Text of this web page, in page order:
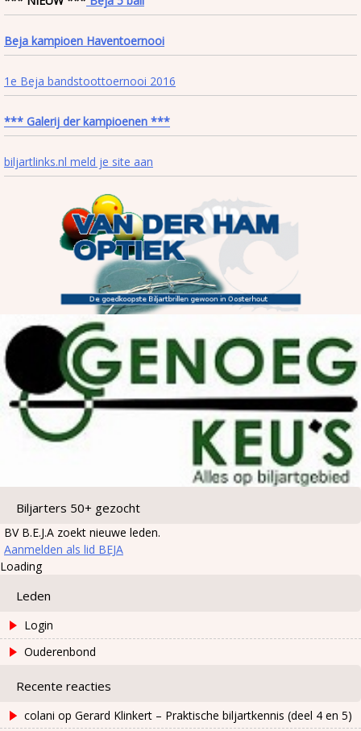
Beja kampioen Haventoernooi
1e Beja bandstoottoernooi 2016
*** Galerij der kampioenen ***
biljartlinks.nl meld je site aan
Biljarters 50+ gezocht
BV B.E.J.A zoekt nieuwe leden.
Aanmelden als lid BEJA
Loading
Leden
Login
Ouderenbond
Recente reacties
colani op Gerard Klinkert – Praktische biljartkennis (deel 4 en 5)